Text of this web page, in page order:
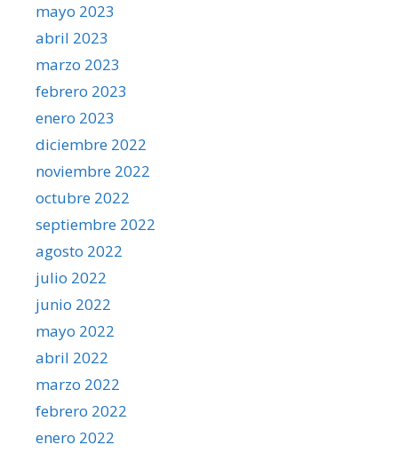
mayo 2023
abril 2023
marzo 2023
febrero 2023
enero 2023
diciembre 2022
noviembre 2022
octubre 2022
septiembre 2022
agosto 2022
julio 2022
junio 2022
mayo 2022
abril 2022
marzo 2022
febrero 2022
enero 2022